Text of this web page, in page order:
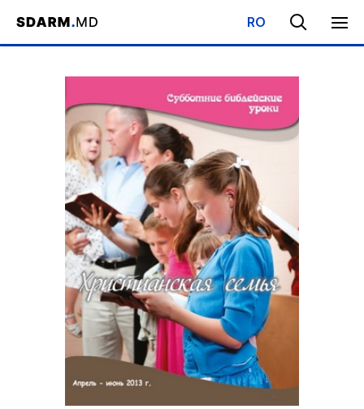
RO
Начало / Библиотека / Субботняя Школа / Христианская